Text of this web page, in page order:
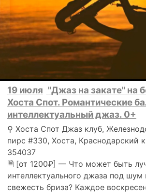
19 июля "Джаз на закате" на
Хоста Спот. Романтические
интеллектуальный джаз. 0+
⚲ Хоста Спот Джаз клуб,
пирс #330, Хоста, Краснодарский
354037
🗎 [от 1200₽] — Что может быть
интеллектуального джаза под
свежесть бриза? Каждое